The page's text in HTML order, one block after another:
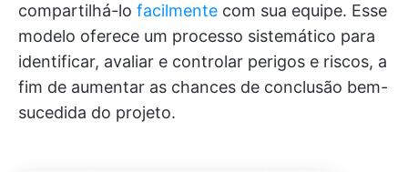
compartilhá-lo facilmente com sua equipe. Esse
modelo oferece um processo sistemático para
identificar, avaliar e controlar perigos e riscos, a
fim de aumentar as chances de conclusão bem-
sucedida do projeto.